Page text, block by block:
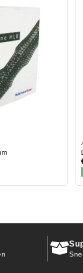
Delig Incl. Ratel